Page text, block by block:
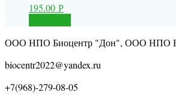
195.00 Р
ООО НПО Биоцентр "Дон", ООО НПО
biocentr2022@yandex.ru
+7(968)-279-08-05